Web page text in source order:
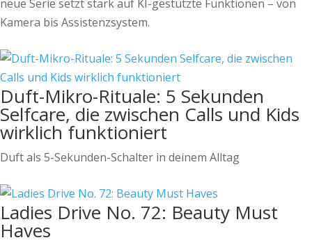
neue Serie setzt stark auf KI-gestützte Funktionen – von
Kamera bis Assistenzsystem.
Duft-Mikro-Rituale: 5 Sekunden
Selfcare, die zwischen Calls und Kids
wirklich funktioniert
Duft als 5-Sekunden-Schalter in deinem Alltag
Ladies Drive No. 72: Beauty Must
Haves